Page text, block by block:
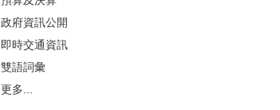
政府資訊公開
即時交通資訊
雙語詞彙
更多...